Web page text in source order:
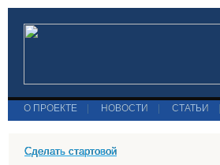
О ПРОЕКТЕ НОВОСТИ СТАТЬИ
Сделать стартовой